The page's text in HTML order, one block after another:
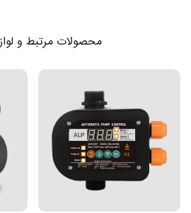
محصولات مرتبط و